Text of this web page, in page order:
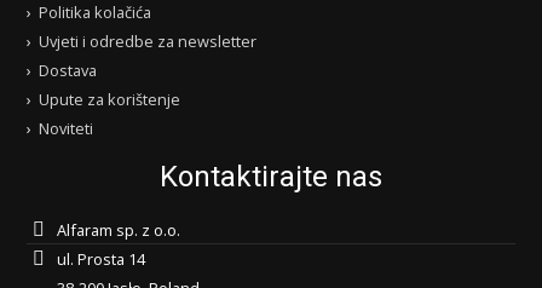
Politika kolačića
Uvjeti i odredbe za newsletter
Dostava
Upute za korištenje
Noviteti
Kontaktirajte nas
Alfaram sp. z o.o.
ul. Prosta 14